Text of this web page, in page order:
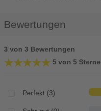
Bewertungen
3 von 3 Bewertungen
★★★★★
★★★★★ 5 von 5
Perfekt (3)